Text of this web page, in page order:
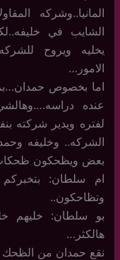
المانيا..وشركه
الشايب في
يخليه ويروح
الامور…
اما بخصوص
عنده
لفتره ويدير شركته
الشركه.. وخليفه
بعض ويظحكون
ام سلطان:
وتظاحكون..
بو سلطان: خليهم
هالكثر…
نقع حمدان من الظحك